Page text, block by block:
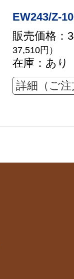
EW243/Z-
販売価格：
37,510円）
在庫：あり
詳細（ご